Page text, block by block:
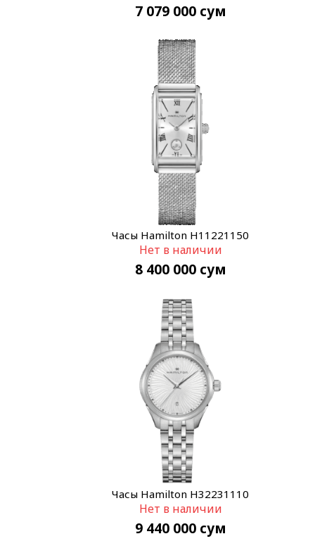
7 079 000 сум
Часы Hamilton H11221150
Нет в наличии
8 400 000 сум
Часы Hamilton H32231110
Нет в наличии
9 440 000 сум